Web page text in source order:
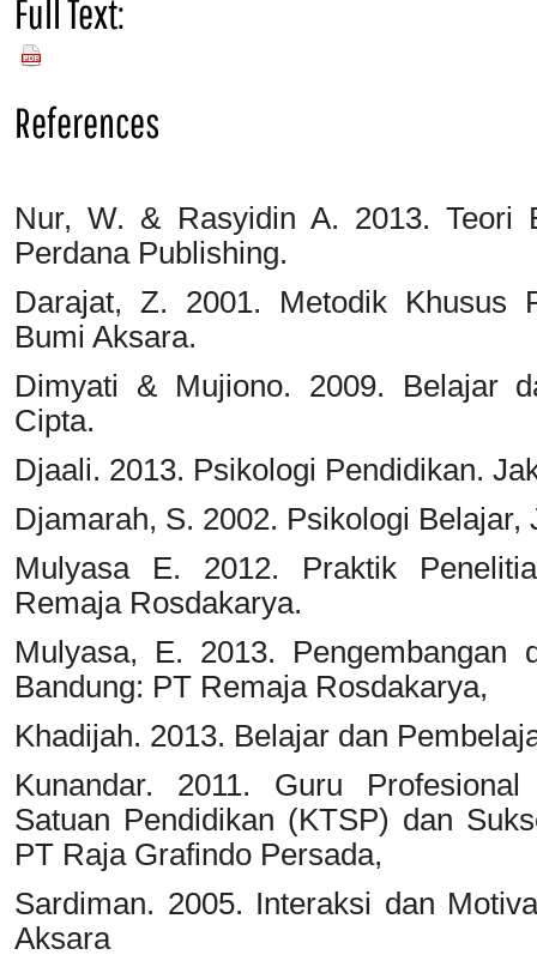
Full Text:
PDF
References
Nur, W. & Rasyidin A. 2013. Teori
Perdana Publishing.
Darajat, Z. 2001. Metodik Khusus
Bumi Aksara.
Dimyati & Mujiono. 2009. Belajar
Cipta.
Djaali. 2013. Psikologi Pendidikan.
Djamarah, S. 2002. Psikologi Belajar,
Mulyasa E. 2012. Praktik
Remaja Rosdakarya.
Mulyasa, E. 2013. Pengembangan
Bandung: PT Remaja Rosdakarya,
Khadijah. 2013. Belajar dan
Kunandar. 2011. Guru
Satuan Pendidikan (KTSP) dan
PT Raja Grafindo Persada,
Sardiman. 2005. Interaksi dan
Aksara